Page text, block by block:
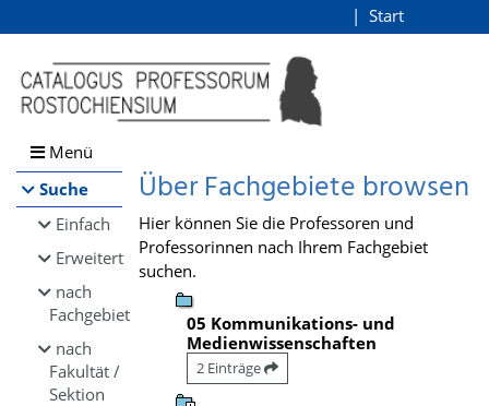
Browsen
direkt zum Inhalt
Start
Menü
Suche
Einfach
Erweitert
nach
Fachgebiet
nach
Fakultät /
Sektion
Über Fachgebiete browsen
Hier können Sie die Professoren und
Professorinnen nach Ihrem Fachgebiet
suchen.
05 Kommunikations- und
Medienwissenschaften
2 Einträge